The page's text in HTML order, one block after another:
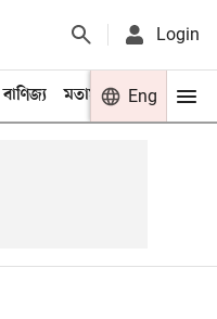
Login
বাণিজ্য মতামত খেলা
Eng